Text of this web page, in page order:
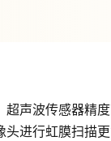
声波传感器精
进行虹膜扫描